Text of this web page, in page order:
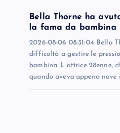
Bella Thorne ha
la fama da bambina
2026-08-06 08:31:04 Bella
difficoltà a gestire le
bambina. L’attrice 28enne,
quando aveva appena